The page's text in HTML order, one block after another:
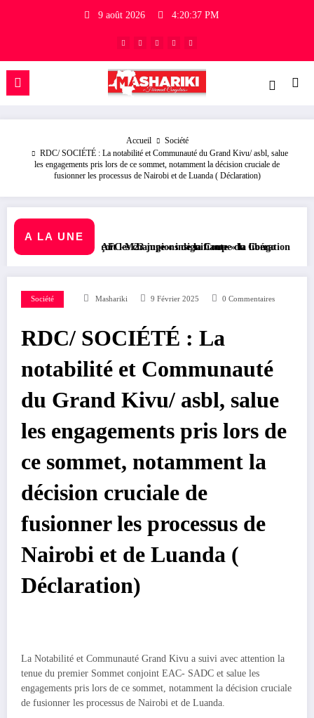
9 août 2026 4:20:38 PM
Accueil
Société
RDC/ SOCIÉTÉ : La notabilité et Communauté du Grand Kivu/ asbl, salue
les engagements pris lors de ce sommet, notamment la décision cruciale de
fusionner les processus de Nairobi et de Luanda ( Déclaration)
A LA UNE
les champions de la Coupe du Congo
M23 juge « insignifiante » la libération de 15 détenus par
RDC/ POLITIQUE :
Société Mashariki 9 Février 2025 0 Commentaires
RDC/ SOCIÉTÉ : La
notabilité et Communauté
du Grand Kivu/ asbl, salue
les engagements pris lors de
ce sommet, notamment la
décision cruciale de
fusionner les processus de
Nairobi et de Luanda (
Déclaration)
La Notabilité et Communauté Grand Kivu a suivi avec attention la
tenue du premier Sommet conjoint EAC- SADC et salue les
engagements pris lors de ce sommet, notamment la décision cruciale
de fusionner les processus de Nairobi et de Luanda.